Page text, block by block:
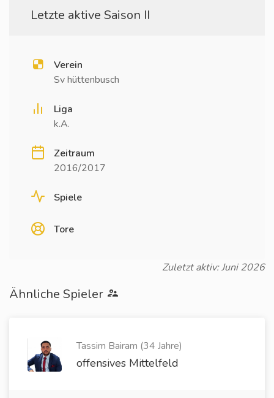
Letzte aktive Saison II
Verein
Sv hüttenbusch
Liga
k.A.
Zeitraum
2016/2017
Spiele
Tore
Zuletzt aktiv: Juni 2026
Ähnliche Spieler
Tassim Bairam (34 Jahre)
offensives Mittelfeld